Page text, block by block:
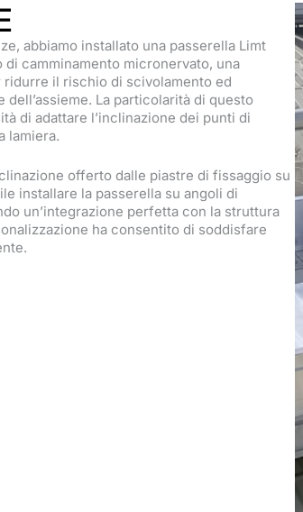
abbiamo installato una passerella Limt
camminamento micronervato, una
il rischio di scivolamento ed
La particolarità di questo
di adattare l’inclinazione dei punti di
lamiera.
offerto dalle piastre di fissaggio su
installare la passerella su angoli di
un’integrazione perfetta con la struttura
ha consentito di soddisfare